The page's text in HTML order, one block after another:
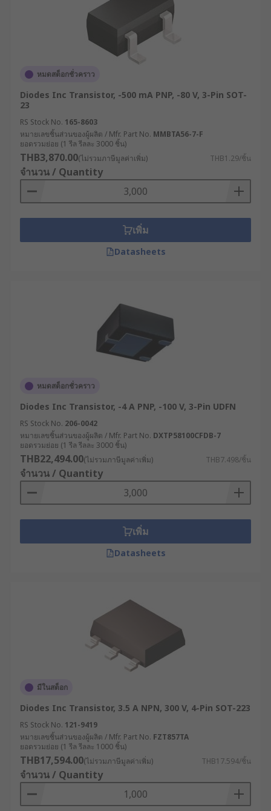
อย่างยิ่งในวงการอิเล็กทรอนิกส์ ด้วยคุณสมบัติการ
ขยายสัญญาณและการทำงานเป็นสวิตช์ ทำให้มีการใช้
งานอย่างกว้างขวางในอุตสาหกรรมต่าง ๆ การเข้าใจ
หลักการทำงานและประเภทของทรานซิสเตอร์จะช่วย
ให้เลือกใช้งานได้อย่างเหมาะสมและมีประสิทธิภาพ
เลือกซื้อทรานซิสเตอร์จาก
แบรนด์ที่คุณมั่นใจได้ที่ RS
RS ผู้นำด้านโซลูชันอุตสาหกรรมและอิเล็กทรอนิกส์
จำหน่ายทรานซิสเตอร์ขยายเสียงและควบคุมการ
ทำงานของอุปกรณ์ไฟฟ้าจากแบรนด์ชั้นนำที่ได้
ทรานซิสเตอร์ NPN, ทรานซิสเตอร์ PNP, ดิจิทัล
ทรานซิสเตอร์ และอื่น ๆ คุณสามารถเลือกซื้อสินค้าที่
ต้องการได้อย่างสะดวกตลอด 24 ชม. บนเว็บไซต์ของ
เชี่ยวชาญด้านผลิตภัณฑ์ของเราได้เลย
หมดสต็อกชั่วคราว
Diodes Inc Transistor, -500 mA PNP, -80 V, 3-Pin SOT-
23
RS Stock No. 165-8603
หมายเลขชิ้นส่วนของผู้ผลิต / Mfr. Part No. MMBTA56-7-F
ยอดรวมย่อย (1 รีล รีลละ 3000 ชิ้น)
THB3,870.00(ไม่รวมภาษีมูลค่าเพิ่ม) THB1.29/ชิ้น
จำนวน / Quantity
เพิ่ม
Datasheets
หมดสต็อกชั่วคราว
Diodes Inc Transistor, -4 A PNP, -100 V, 3-Pin UDFN
RS Stock No. 206-0042
หมายเลขชิ้นส่วนของผู้ผลิต / Mfr. Part No. DXTP58100CFDB-7
ยอดรวมย่อย (1 รีล รีลละ 3000 ชิ้น)
THB22,494.00(ไม่รวมภาษีมูลค่าเพิ่ม) THB7.498/ชิ้น
จำนวน / Quantity
เพิ่ม
Datasheets
มีในสต็อก
Diodes Inc Transistor, 3.5 A NPN, 300 V, 4-Pin SOT-223
RS Stock No. 121-9419
หมายเลขชิ้นส่วนของผู้ผลิต / Mfr. Part No. FZT857TA
ยอดรวมย่อย (1 รีล รีลละ 1000 ชิ้น)
THB17,594.00(ไม่รวมภาษีมูลค่าเพิ่ม) THB17.594/ชิ้น
จำนวน / Quantity